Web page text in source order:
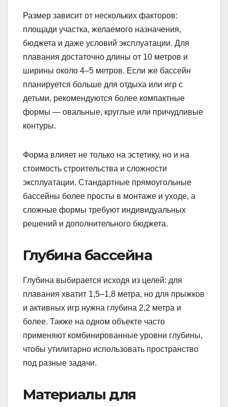
Размер зависит от нескольких факторов:
площади участка, желаемого назначения,
бюджета и даже условий эксплуатации. Для
плавания достаточно длины от 10 метров и
ширины около 4–5 метров. Если же бассейн
планируется больше для отдыха или игр с
детьми, рекомендуются более компактные
формы — овальные, круглые или причудливые
контуры.
Форма влияет не только на эстетику, но и на
стоимость строительства и сложности
эксплуатации. Стандартные прямоугольные
бассейны более просты в монтаже и уходе, а
сложные формы требуют индивидуальных
решений и дополнительного бюджета.
Глубина бассейна
Глубина выбирается исходя из целей: для
плавания хватит 1,5–1,8 метра, но для прыжков
и активных игр нужна глубина 2,2 метра и
более. Также на одном объекте часто
применяют комбинированные уровни глубины,
чтобы утилитарно использовать пространство
под разные задачи.
Материалы для